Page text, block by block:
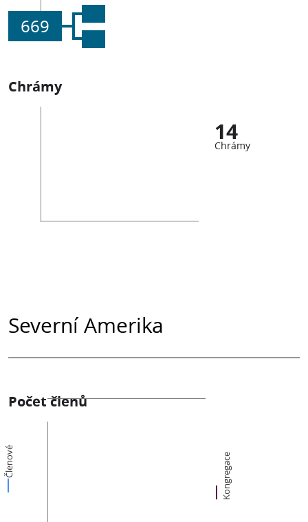
669
Chrámy
14
Chrámy
Severní Amerika
Počet členů
Členové Kongregace